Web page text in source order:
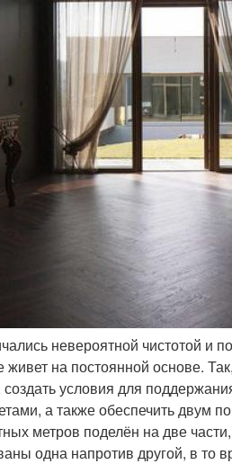
невероятной чистотой и
на постоянной основе.
условия для
а также обеспечить двум
метров поделён на две
одна напротив другой, в